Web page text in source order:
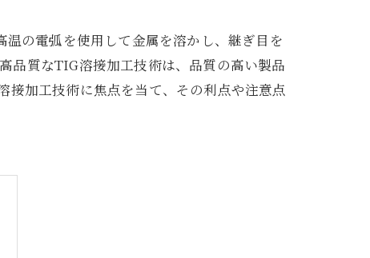
の電弧を使用して金属を溶かし、継ぎ目を
品質なTIG溶接加工技術は、品質の高い製品
接加工技術に焦点を当て、その利点や注意点